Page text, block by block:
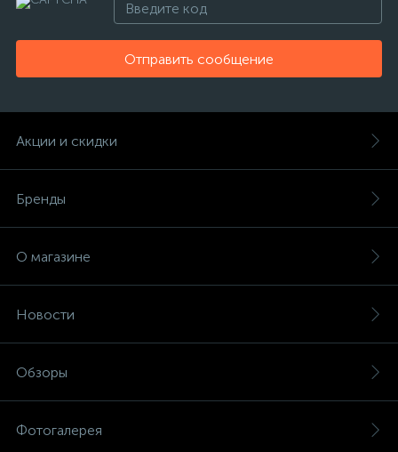
Отправить сообщение
Акции и скидки
Бренды
О магазине
Новости
Обзоры
Фотогалерея